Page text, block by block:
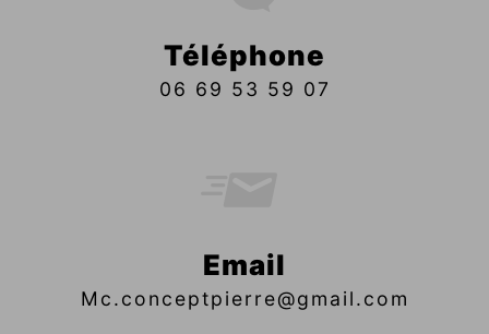
Téléphone
06 69 53 59 07
Email
mc.conceptpierre@gmail.com